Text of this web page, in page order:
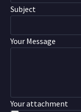
Subject
Your Message
Your attachment